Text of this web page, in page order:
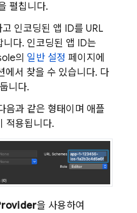
펼칩니다.
인코딩된 앱 ID를 URL
니다. 인코딩된 앱 ID는
의 일반 설정 페이지에
에서 찾을 수 있습니다. 다
니다.
음과 같은 형태이며 애플
적용됩니다.
을 사용하여